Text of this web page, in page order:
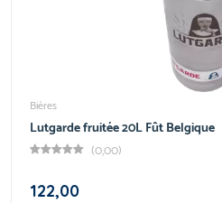
Bières
Lutgarde fruitée 20L Fût Belgique
(0,00)
122,00